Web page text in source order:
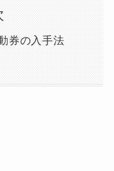
券の入手法